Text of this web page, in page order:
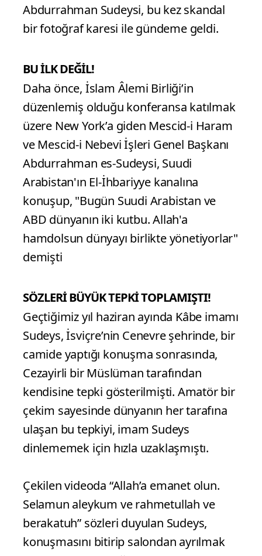
Abdurrahman Sudeysi, bu kez skandal
bir fotoğraf karesi ile gündeme geldi.
BU İLK DEĞİL!
Daha önce, İslam Âlemi Birliği’in
düzenlemiş olduğu konferansa katılmak
üzere New York’a giden Mescid-i Haram
ve Mescid-i Nebevi İşleri Genel Başkanı
Abdurrahman es-Sudeysi, Suudi
Arabistan'ın El-İhbariyye kanalına
konuşup, "Bugün Suudi Arabistan ve
ABD dünyanın iki kutbu. Allah'a
hamdolsun dünyayı birlikte yönetiyorlar"
demişti
SÖZLERİ BÜYÜK TEPKİ TOPLAMIŞTI!
Geçtiğimiz yıl haziran ayında Kâbe imamı
Sudeys, İsviçre’nin Cenevre şehrinde, bir
camide yaptığı konuşma sonrasında,
Cezayirli bir Müslüman tarafından
kendisine tepki gösterilmişti. Amatör bir
çekim sayesinde dünyanın her tarafına
ulaşan bu tepkiyi, imam Sudeys
dinlememek için hızla uzaklaşmıştı.
Çekilen videoda “Allah’a emanet olun.
Selamun aleykum ve rahmetullah ve
berakatuh” sözleri duyulan Sudeys,
konuşmasını bitirip salondan ayrılmak